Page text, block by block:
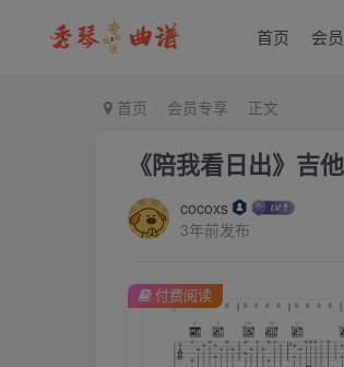
首页 会
首页 会员专享 正文
《陪我看日出》吉
cocoxs
3年前发布
付费阅读